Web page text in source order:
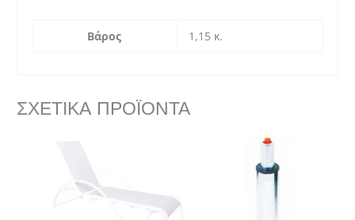
Βάρος 1,15 κ.
ΣΧΕΤΙΚΆ ΠΡΟΪΌΝΤΑ